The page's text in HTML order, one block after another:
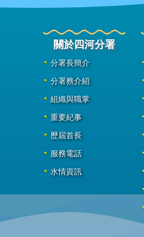
關於四河分署
分署長簡介
分署務介紹
組織與職掌
重要紀事
歷屆首長
服務電話
水情資訊